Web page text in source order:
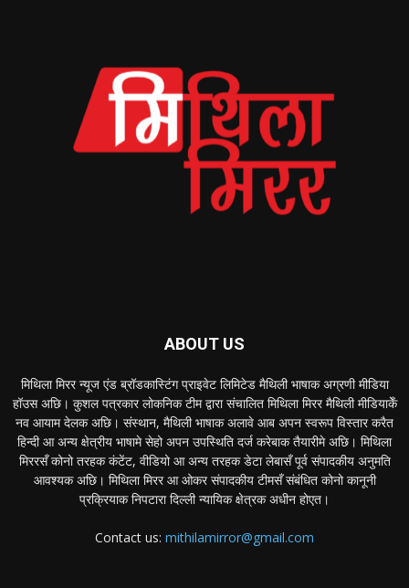
ABOUT US
मिथिला मिरर न्यूज एंड ब्रॉडकास्टिंग प्राइवेट लिमिटेड मैथिली भाषाक अग्रणी मीडिया
हॉउस अछि। कुशल पत्रकार लोकनिक टीम द्वारा संचालित मिथिला मिरर मैथिली मीडियाकेँ
नव आयाम देलक अछि। संस्थान, मैथिली भाषाक अलावे आब अपन स्वरूप विस्तार करैत
हिन्दी आ अन्य क्षेत्रीय भाषामे सेहो अपन उपस्थिति दर्ज करेबाक तैयारीमे अछि। मिथिला
मिररसँ कोनो तरहक कंटेंट, वीडियो आ अन्य तरहक डेटा लेबासँ पूर्व संपादकीय अनुमति
आवश्यक अछि। मिथिला मिरर आ ओकर संपादकीय टीमसँ संबंधित कोनो कानूनी
प्रक्रियाक निपटारा दिल्ली न्यायिक क्षेत्रक अधीन होएत।
Contact us: mithilamirror@gmail.com